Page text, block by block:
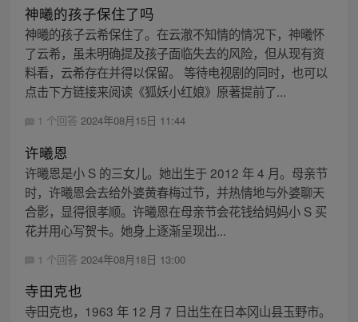
神曦的孩子保住了吗
神曦的孩子云希保住了。在云澈不知情的情况下，神曦怀
了云希，虽未明确提及孩子面临失去的风险，但从现有资
料看，云希存在并得以保留。 等待电视剧的同时，也可以
点击下方链接来阅读《狐妖小红娘》原著提前了...
1 个回答 2024年08月15日 11:44
许曦恩
许曦恩是小 S 的三女儿。她出生于 2012 年 4 月。母亲节
时，许曦恩会去给外婆黄春梅过节，并热情地与外婆聊天
合影，显得很孝顺。许曦恩在母亲节会花钱给妈妈小 S 买
花并用心写贺卡。她身上逐渐呈现出...
1 个回答 2024年08月18日 13:00
寺田克也
寺田克也，1963 年 12 月 7 日出生在日本冈山县玉野市。